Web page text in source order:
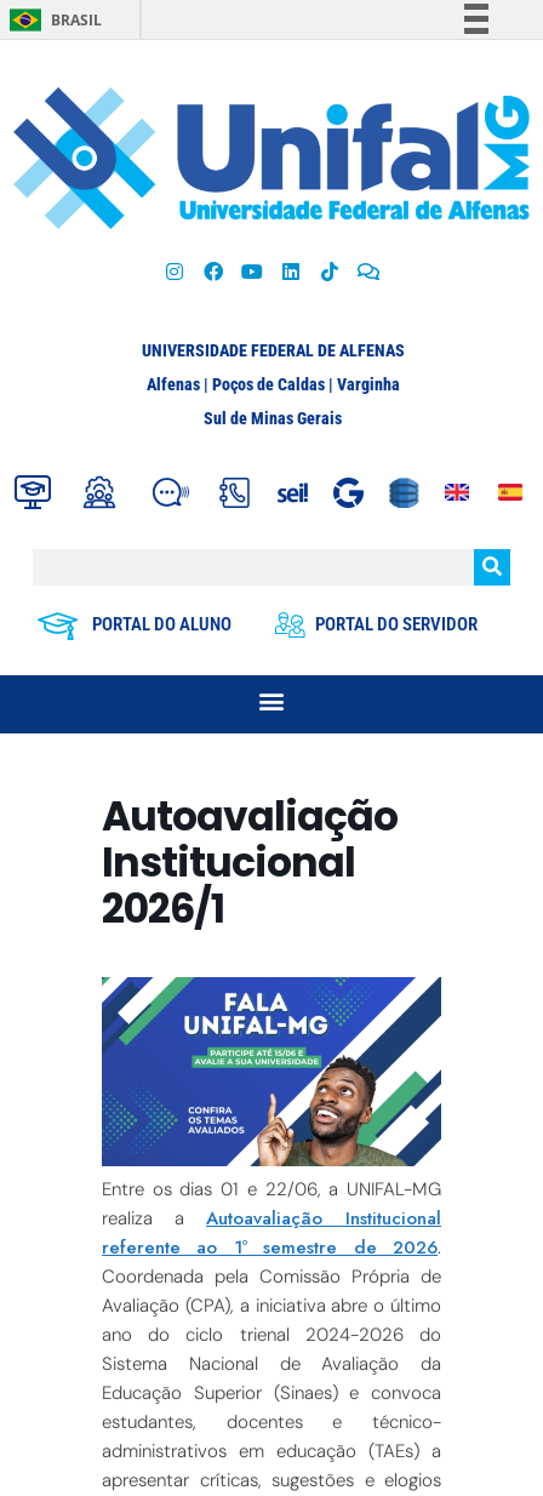
BRASIL
Participe
Acesso à informação
Legislação
UNIVERSIDADE FEDERAL DE ALFENAS
Alfenas | Poços de Caldas | Varginha
Sul de Minas Gerais
PORTAL DO ALUNO PORTAL DO SERVIDOR
Autoavaliação
Institucional
2026/1
Entre os dias 01 e 22/06, a UNIFAL-MG
realiza a Autoavaliação Institucional
referente ao 1º semestre de 2026.
Coordenada pela Comissão Própria de
Avaliação (CPA), a iniciativa abre o último
ano do ciclo trienal 2024-2026 do
Sistema Nacional de Avaliação da
Educação Superior (Sinaes) e convoca
estudantes, docentes e técnico-
administrativos em educação (TAEs) a
apresentar críticas, sugestões e elogios